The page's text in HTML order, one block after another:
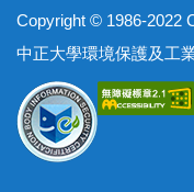
Copyright © 1986-2022
中正大學環境保護及工